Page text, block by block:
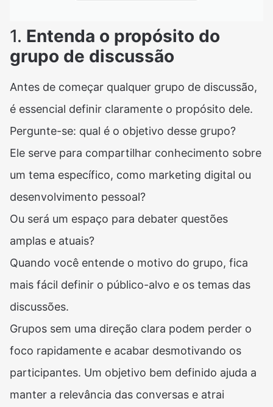
1. Entenda o propósito do
grupo de discussão
Antes de começar qualquer grupo de discussão,
é essencial definir claramente o propósito dele.
Pergunte-se: qual é o objetivo desse grupo?
Ele serve para compartilhar conhecimento sobre
um tema específico, como marketing digital ou
desenvolvimento pessoal?
Ou será um espaço para debater questões
amplas e atuais?
Quando você entende o motivo do grupo, fica
mais fácil definir o público-alvo e os temas das
discussões.
Grupos sem uma direção clara podem perder o
foco rapidamente e acabar desmotivando os
participantes. Um objetivo bem definido ajuda a
manter a relevância das conversas e atrai